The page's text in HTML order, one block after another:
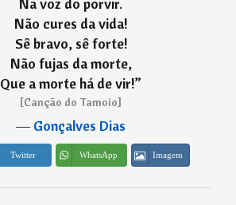
Não cures da vida!
Sê bravo, sê forte!
Não fujas da morte,
Que a morte há de vir!”
[Canção do Tamoio]
―Gonçalves Dias
Twitter WhatsApp Imagem